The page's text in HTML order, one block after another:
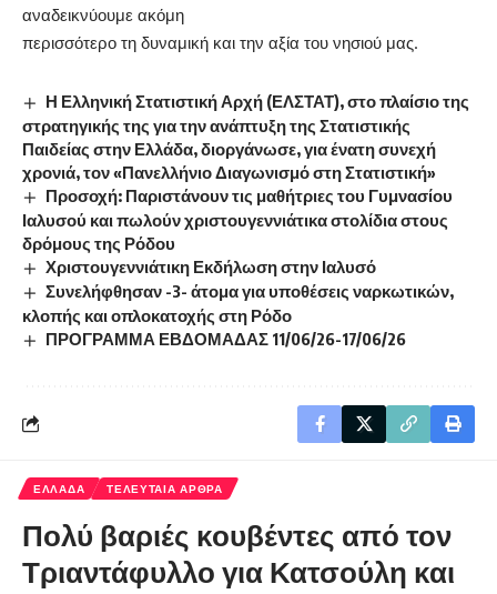
αναδεικνύουμε ακόμη
περισσότερο τη δυναμική και την αξία του νησιού μας.
Η Ελληνική Στατιστική Αρχή (ΕΛΣΤΑΤ), στο πλαίσιο της
στρατηγικής της για την ανάπτυξη της Στατιστικής
Παιδείας στην Ελλάδα, διοργάνωσε, για ένατη συνεχή
χρονιά, τον «Πανελλήνιο Διαγωνισμό στη Στατιστική»
Προσοχή: Παριστάνουν τις μαθήτριες του Γυμνασίου
Ιαλυσού και πωλούν χριστουγεννιάτικα στολίδια στους
δρόμους της Ρόδου
Χριστουγεννιάτικη Εκδήλωση στην Ιαλυσό
Συνελήφθησαν -3- άτομα για υποθέσεις ναρκωτικών,
κλοπής και οπλοκατοχής στη Ρόδο
ΠΡΟΓΡΑΜΜΑ ΕΒΔΟΜΑΔΑΣ 11/06/26-17/06/26
ΕΛΛΑΔΑ ΤΕΛΕΥΤΑΙΑ ΑΡΘΡΑ
Πολύ βαριές κουβέντες από τον
Τριαντάφυλλο για Κατσούλη και